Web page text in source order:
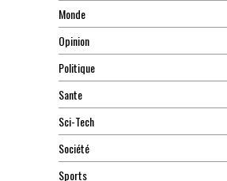
Monde
Opinion
Politique
Sante
Sci-Tech
Société
Sports